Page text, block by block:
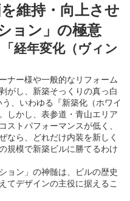
維持・向上させ
ョン」の極意
経年変化（ヴィン
ナー様や一般的なリフォーム
がし、新築そっくりの真っ白
、いわゆる『新築化（ホワイ
しかし、表参道・青山エリア
ストパフォーマンスが低く、
なら、どれだけ内装を新しく
規模で新築ビルに勝てるわけ
ョン」の神髄は、ビルの歴史
てデザインの主役に据えるこ